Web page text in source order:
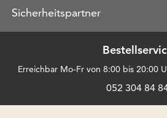
Sicherheitspartner
Erreichbar Mo-Fr von 8:00 bis 20:00
052 304 84